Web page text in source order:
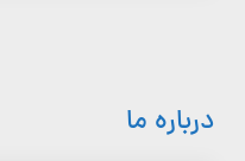
درباره ما